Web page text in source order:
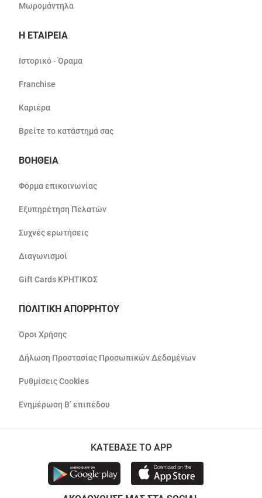
Μωρομάντηλα
Η ΕΤΑΙΡΕΙΑ
Ιστορικό - Όραμα
Franchise
Καριέρα
Βρείτε το κατάστημά σας
ΒΟΗΘΕΙΑ
Φόρμα επικοινωνίας
Εξυπηρέτηση Πελατών
Συχνές ερωτήσεις
Διαγωνισμοί
Gift Cards ΚΡΗΤΙΚΟΣ
ΠΟΛΙΤΙΚΗ ΑΠΟΡΡΗΤΟΥ
Όροι Χρήσης
Δήλωση Προστασίας Προσωπικών Δεδομένων
Ρυθμίσεις Cookies
Ενημέρωση Β’ επιπέδου
ΚΑΤΕΒΑΣΕ ΤΟ APP